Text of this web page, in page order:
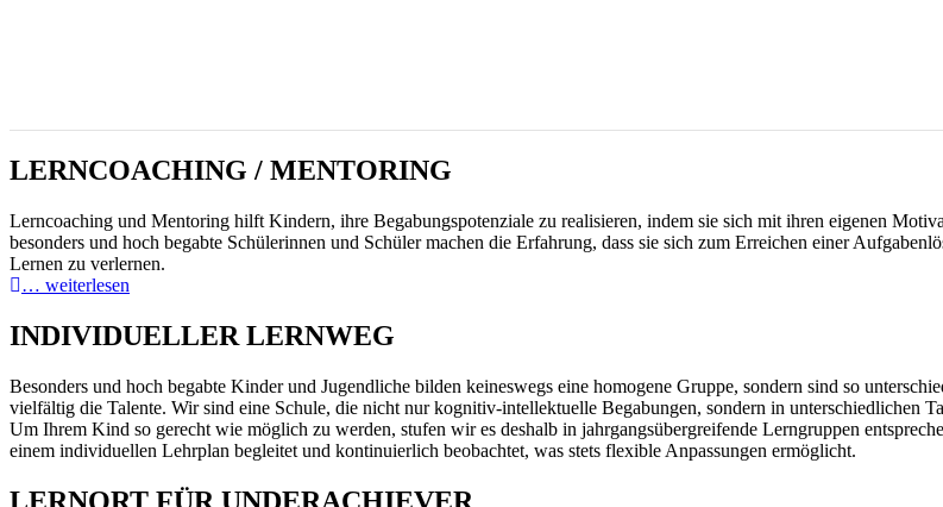
LERNCOACHING / MENTORING
Lerncoaching und Mentoring hilft Kindern, ihre Begabungspotenziale zu realisieren, indem sie sich mit ihren eigenen
besonders und hoch begabte Schülerinnen und Schüler machen die Erfahrung, dass sie sich zum Erreichen einer
Lernen zu verlernen.
… weiterlesen
INDIVIDUELLER LERNWEG
Besonders und hoch begabte Kinder und Jugendliche bilden keineswegs eine homogene Gruppe, sondern sind so
vielfältig die Talente. Wir sind eine Schule, die nicht nur kognitiv-intellektuelle Begabungen, sondern in unterschiedlichen
Um Ihrem Kind so gerecht wie möglich zu werden, stufen wir es deshalb in jahrgangsübergreifende Lerngruppen
einem individuellen Lehrplan begleitet und kontinuierlich beobachtet, was stets flexible Anpassungen ermöglicht.